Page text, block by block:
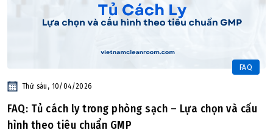
FAQ
Thứ sáu, 10/04/2026
FAQ: Tủ cách ly trong phòng sạch – Lựa chọn và cấu
hình theo tiêu chuẩn GMP